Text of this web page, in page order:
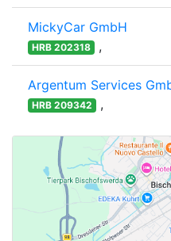
MickyCar GmbH
HRB 202318 ,
Argentum Services
HRB 209342 ,